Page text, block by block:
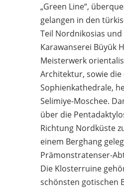
„Green Line“,
gelangen in den
Teil Nordnikosias
Karawanserei Büyük
Meisterwerk
Architektur, sowie die
Sophienkathedrale,
Selimiye-Moschee.
über die
Richtung Nordküste
einem Berghang
Prämonstratenser-
Die Klosterruine
schönsten gotischen